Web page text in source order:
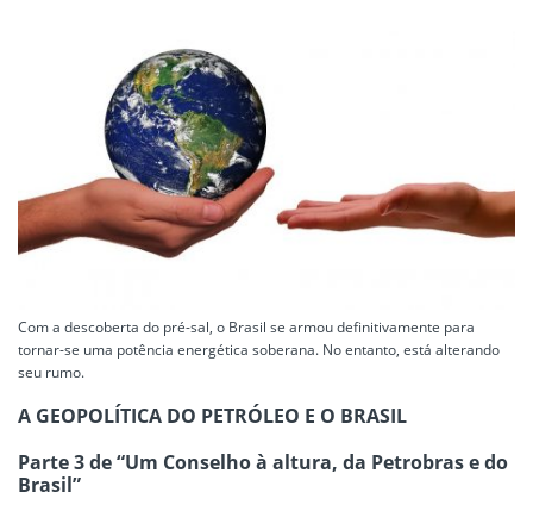
Com a descoberta do pré-sal, o Brasil se armou definitivamente para
tornar-se uma potência energética soberana. No entanto, está alterando
seu rumo.
A GEOPOLÍTICA DO PETRÓLEO E O BRASIL
Parte 3 de “Um Conselho à altura, da Petrobras e do
Brasil”